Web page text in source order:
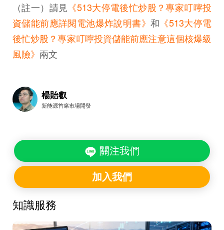
（註一）請見 《513大停電後忙炒股？專家叮嚀投
資儲能前應詳閱電池爆炸說明書》 和 《513大停電
後忙炒股？專家叮嚀投資儲能前應注意這個核爆級
風險》 兩文
楊貽叡
新能源首席市場開發
關注我們
加入我們
知識服務